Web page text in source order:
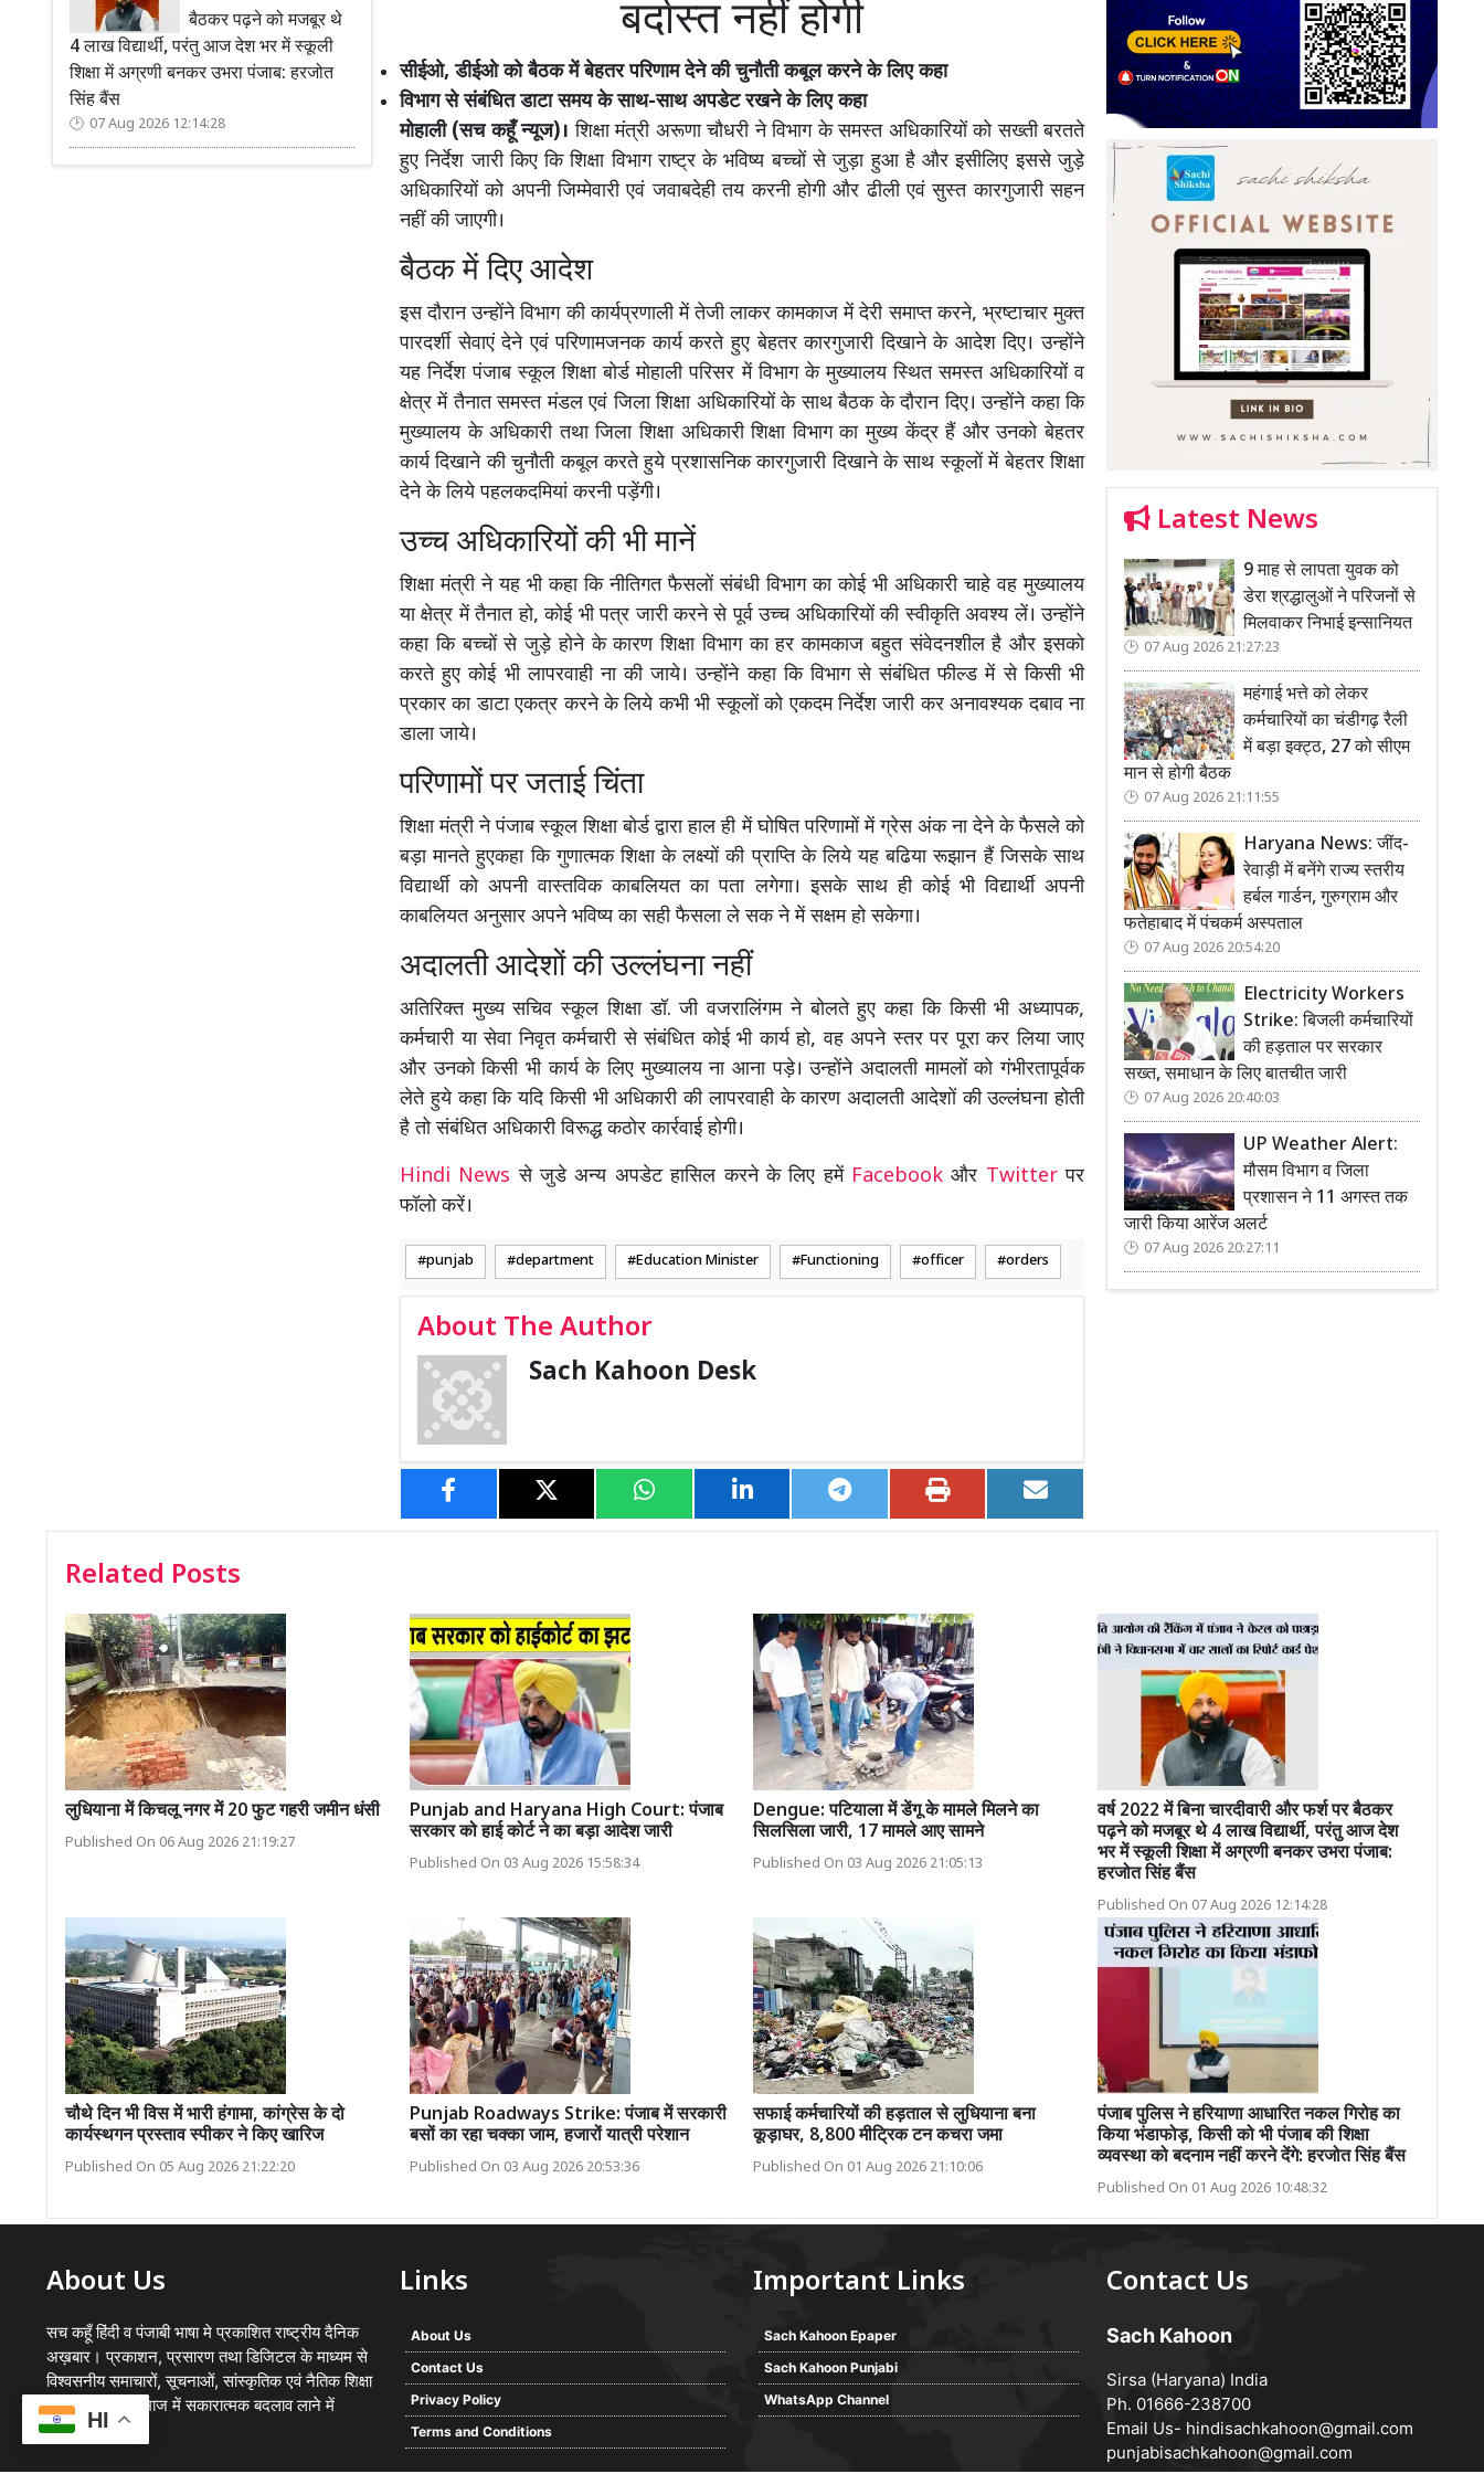
बैठकर पढ़ने को मजबूर थे
4 लाख विद्यार्थी, परंतु आज देश भर में स्कूली
शिक्षा में अग्रणी बनकर उभरा पंजाब: हरजोत
सिंह बैंस
07 Aug 2026 12:14:28
बर्दास्त नहीं होगी
सीईओ, डीईओ को बैठक में बेहतर परिणाम देने की चुनौती कबूल करने के लिए कहा
विभाग से संबंधित डाटा समय के साथ-साथ अपडेट रखने के लिए कहा
मोहाली (सच कहूँ न्यूज)। शिक्षा मंत्री अरूणा चौधरी ने विभाग के समस्त अधिकारियों को सख्ती बरतते
हुए निर्देश जारी किए कि शिक्षा विभाग राष्ट्र के भविष्य बच्चों से जुड़ा हुआ है और इसीलिए इससे जुड़े
अधिकारियों को अपनी जिम्मेवारी एवं जवाबदेही तय करनी होगी और ढीली एवं सुस्त कारगुजारी सहन
नहीं की जाएगी।
बैठक में दिए आदेश
इस दौरान उन्होंने विभाग की कार्यप्रणाली में तेजी लाकर कामकाज में देरी समाप्त करने, भ्रष्टाचार मुक्त
पारदर्शी सेवाएं देने एवं परिणामजनक कार्य करते हुए बेहतर कारगुजारी दिखाने के आदेश दिए। उन्होंने
यह निर्देश पंजाब स्कूल शिक्षा बोर्ड मोहाली परिसर में विभाग के मुख्यालय स्थित समस्त अधिकारियों व
क्षेत्र में तैनात समस्त मंडल एवं जिला शिक्षा अधिकारियों के साथ बैठक के दौरान दिए। उन्होंने कहा कि
मुख्यालय के अधिकारी तथा जिला शिक्षा अधिकारी शिक्षा विभाग का मुख्य केंद्र हैं और उनको बेहतर
कार्य दिखाने की चुनौती कबूल करते हुये प्रशासनिक कारगुजारी दिखाने के साथ स्कूलों में बेहतर शिक्षा
देने के लिये पहलकदमियां करनी पड़ेंगी।
उच्च अधिकारियों की भी मानें
शिक्षा मंत्री ने यह भी कहा कि नीतिगत फैसलों संबंधी विभाग का कोई भी अधिकारी चाहे वह मुख्यालय
या क्षेत्र में तैनात हो, कोई भी पत्र जारी करने से पूर्व उच्च अधिकारियों की स्वीकृति अवश्य लें। उन्होंने
कहा कि बच्चों से जुड़े होने के कारण शिक्षा विभाग का हर कामकाज बहुत संवेदनशील है और इसको
करते हुए कोई भी लापरवाही ना की जाये। उन्होंने कहा कि विभाग से संबंधित फील्ड में से किसी भी
प्रकार का डाटा एकत्र करने के लिये कभी भी स्कूलों को एकदम निर्देश जारी कर अनावश्यक दबाव ना
डाला जाये।
परिणामों पर जताई चिंता
शिक्षा मंत्री ने पंजाब स्कूल शिक्षा बोर्ड द्वारा हाल ही में घोषित परिणामों में ग्रेस अंक ना देने के फैसले को
बड़ा मानते हुएकहा कि गुणात्मक शिक्षा के लक्ष्यों की प्राप्ति के लिये यह बढिया रूझान हैं जिसके साथ
विद्यार्थी को अपनी वास्तविक काबलियत का पता लगेगा। इसके साथ ही कोई भी विद्यार्थी अपनी
काबलियत अनुसार अपने भविष्य का सही फैसला ले सक ने में सक्षम हो सकेगा।
अदालती आदेशों की उल्लंघना नहीं
अतिरिक्त मुख्य सचिव स्कूल शिक्षा डॉ. जी वजरालिंगम ने बोलते हुए कहा कि किसी भी अध्यापक,
कर्मचारी या सेवा निवृत कर्मचारी से संबंधित कोई भी कार्य हो, वह अपने स्तर पर पूरा कर लिया जाए
और उनको किसी भी कार्य के लिए मुख्यालय ना आना पड़े। उन्होंने अदालती मामलों को गंभीरतापूर्वक
लेते हुये कहा कि यदि किसी भी अधिकारी की लापरवाही के कारण अदालती आदेशों की उल्लंघना होती
है तो संबंधित अधिकारी विरूद्ध कठोर कार्रवाई होगी।
Hindi Newsसे जुडे अन्य अपडेट हासिल करने के लिए हमें Facebookऔर Twitterपर
फॉलो करें।
punjab department Education Minister Functioning officer orders
About The Author
Sach Kahoon Desk
Latest News
9 माह से लापता युवक को
डेरा श्रद्धालुओं ने परिजनों से
मिलवाकर निभाई इन्सानियत
07 Aug 2026 21:27:23
महंगाई भत्ते को लेकर
कर्मचारियों का चंडीगढ़ रैली
में बड़ा इक्ट्ठ, 27 को सीएम
मान से होगी बैठक
07 Aug 2026 21:11:55
Haryana News: जींद-
रेवाड़ी में बनेंगे राज्य स्तरीय
हर्बल गार्डन, गुरुग्राम और
फतेहाबाद में पंचकर्म अस्पताल
07 Aug 2026 20:54:20
Electricity Workers
Strike: बिजली कर्मचारियों
की हड़ताल पर सरकार
सख्त, समाधान के लिए बातचीत जारी
07 Aug 2026 20:40:03
UP Weather Alert:
मौसम विभाग व जिला
प्रशासन ने 11 अगस्त तक
जारी किया आरेंज अलर्ट
07 Aug 2026 20:27:11
Related Posts
लुधियाना में किचलू नगर में 20 फुट गहरी जमीन धंसी
Published On 06 Aug 2026 21:19:27
Punjab and Haryana High Court: पंजाब
सरकार को हाई कोर्ट ने का बड़ा आदेश जारी
Published On 03 Aug 2026 15:58:34
Dengue: पटियाला में डेंगू के मामले मिलने का
सिलसिला जारी, 17 मामले आए सामने
Published On 03 Aug 2026 21:05:13
वर्ष 2022 में बिना चारदीवारी और फर्श पर बैठकर
पढ़ने को मजबूर थे 4 लाख विद्यार्थी, परंतु आज देश
भर में स्कूली शिक्षा में अग्रणी बनकर उभरा पंजाब:
हरजोत सिंह बैंस
Published On 07 Aug 2026 12:14:28
चौथे दिन भी विस में भारी हंगामा, कांग्रेस के दो
कार्यस्थगन प्रस्ताव स्पीकर ने किए खारिज
Published On 05 Aug 2026 21:22:20
Punjab Roadways Strike: पंजाब में सरकारी
बसों का रहा चक्का जाम, हजारों यात्री परेशान
Published On 03 Aug 2026 20:53:36
सफाई कर्मचारियों की हड़ताल से लुधियाना बना
कूड़ाघर, 8,800 मीट्रिक टन कचरा जमा
Published On 01 Aug 2026 21:10:06
पंजाब पुलिस ने हरियाणा आधारित नकल गिरोह का
किया भंडाफोड़, किसी को भी पंजाब की शिक्षा
व्यवस्था को बदनाम नहीं करने देंगे: हरजोत सिंह बैंस
Published On 01 Aug 2026 10:48:32
About Us
सच कहूँ हिंदी व पंजाबी भाषा मे प्रकाशित राष्ट्रीय दैनिक
अख़बार। प्रकाशन, प्रसारण तथा डिजिटल के माध्यम से
विश्वसनीय समाचारों, सूचनाओं, सांस्कृतिक एवं नैतिक शिक्षा
का प्रसार कर समाज में सकारात्मक बदलाव लाने में
प्रयासरत
Links
About Us
Contact Us
Privacy Policy
Terms and Conditions
Important Links
Sach Kahoon Epaper
Sach Kahoon Punjabi
WhatsApp Channel
Contact Us
Sach Kahoon
Sirsa (Haryana) India
Ph. 01666-238700
Email Us- hindisachkahoon@gmail.com
punjabisachkahoon@gmail.com
HI